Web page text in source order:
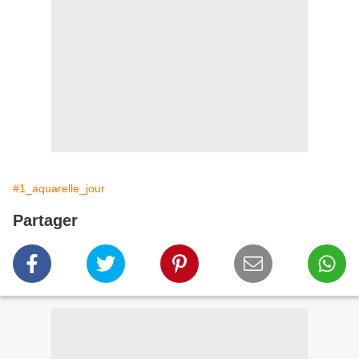
#1_aquarelle_jour
Partager